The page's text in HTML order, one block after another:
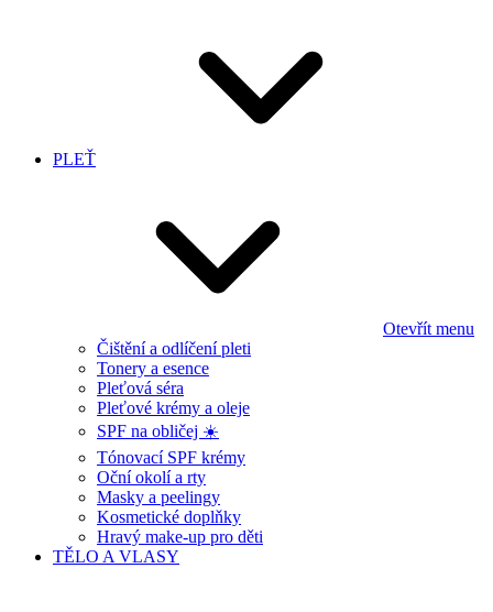
PLEŤ
Otevřít menu
Čištění a odlíčení pleti
Tonery a esence
Pleťová séra
Pleťové krémy a oleje
SPF na obličej ☀️
Tónovací SPF krémy
Oční okolí a rty
Masky a peelingy
Kosmetické doplňky
Hravý make-up pro děti
TĚLO A VLASY